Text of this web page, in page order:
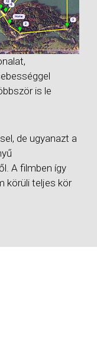
is le
de ugyanazt a
A filmben így
körüli teljes kör